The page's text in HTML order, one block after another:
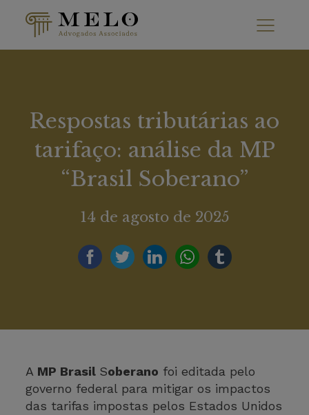
Respostas tributárias ao
tarifaço: análise da MP
“Brasil Soberano”
14 de agosto de 2025
A MP Brasil Soberano foi editada pelo
governo federal para mitigar os impactos
das tarifas impostas pelos Estados Unidos